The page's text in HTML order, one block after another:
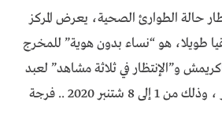
حالة الطوارئ الصحية، يعرض المركز
طويلا، هو “نساء بدون هوية” للمخرج
و”الإنتظار في ثلاثة مشاهد” لعبد
الإله زيرات و”ريكلاج” لإدريس كايدي وهشام ركراكي و”الهدف” لمنير عبار ، وذلك من 1 إلى 8 شتنبر 2020 .. فرجة